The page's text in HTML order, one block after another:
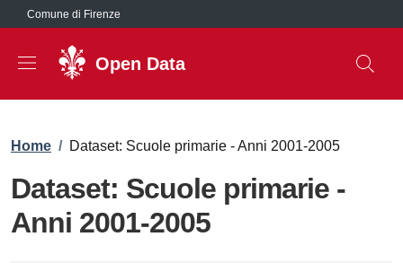
Salta al contenuto principale
Comune di Firenze
Open Data
Briciole di pane
Home / Dataset: Scuole primarie - Anni 2001-2005
Dataset: Scuole primarie -
Anni 2001-2005